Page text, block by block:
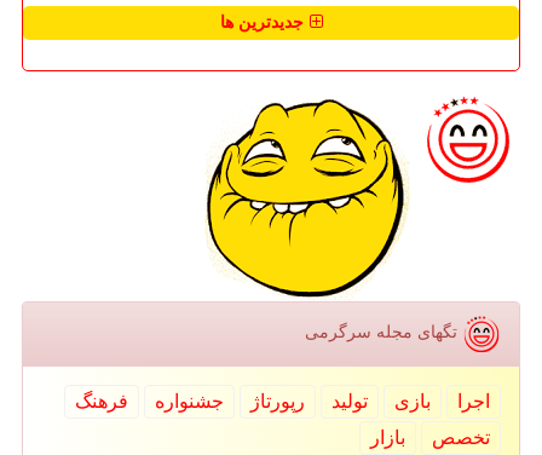
جدیدترین ها
تگهای مجله سرگرمی
اجرا بازی تولید رپورتاژ جشنواره
فرهنگ
تخصص
بازار